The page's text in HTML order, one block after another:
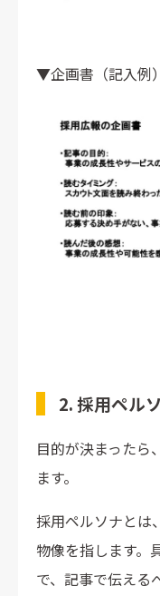
▼企画書（記入例）
2. 採用ペル
目的が決まったら
ます。
採用ペルソナとは
物像を指します。
で、記事で伝える